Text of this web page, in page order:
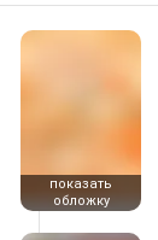
показать
обложку